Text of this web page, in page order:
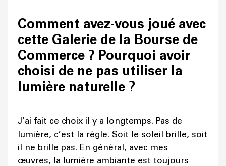
Comment avez-vous joué avec
cette Galerie de la Bourse de
Commerce ? Pourquoi avoir
choisi de ne pas utiliser la
lumière naturelle ?
J’ai fait ce choix il y a longtemps. Pas de
lumière, c’est la règle. Soit le soleil brille, soit
il ne brille pas. En général, avec mes
œuvres, la lumière ambiante est toujours